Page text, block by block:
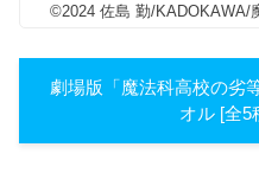
©2024 佐島 勤/KADOKAWA/
劇場版「魔法科高校の劣
オル [全5